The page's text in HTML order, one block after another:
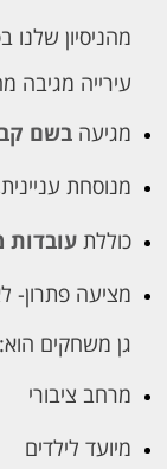
מהניסיון שלנו
עירייה מגיבה
מגיעה בשם
מנוסחת
כוללת
מציעה פתרון-
גן משחקים הוא:
מרחב ציבורי
מיועד לילדים